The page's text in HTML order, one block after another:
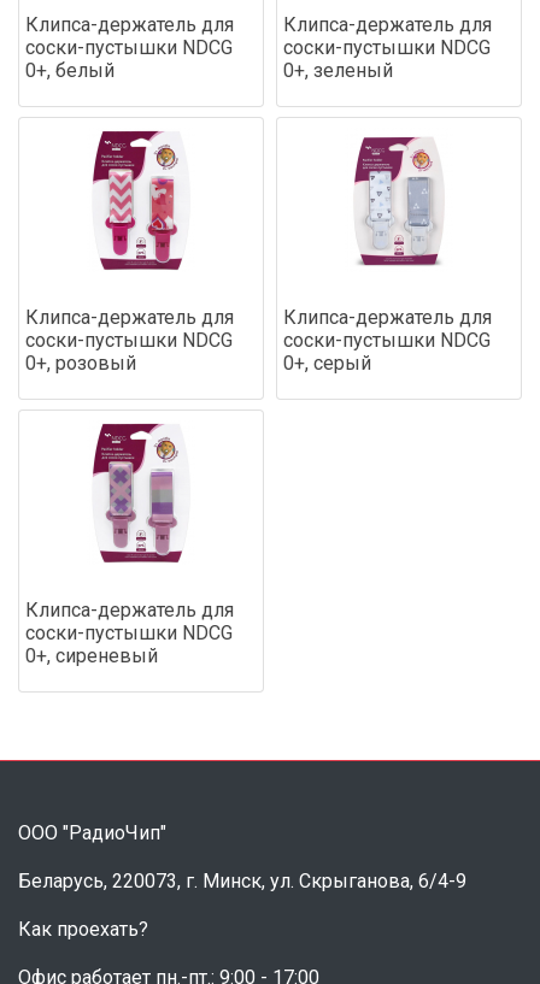
Клипса-держатель для
соски-пустышки NDCG
0+, белый
Клипса-держатель для
соски-пустышки NDCG
0+, зеленый
Клипса-держатель для
соски-пустышки NDCG
0+, розовый
Клипса-держатель для
соски-пустышки NDCG
0+, серый
Клипса-держатель для
соски-пустышки NDCG
0+, сиреневый
ООО "РадиоЧип"
Беларусь, 220073, г. Минск, ул. Скрыганова, 6/4-9
Как проехать?
Офис работает пн.-пт.: 9:00 - 17:00